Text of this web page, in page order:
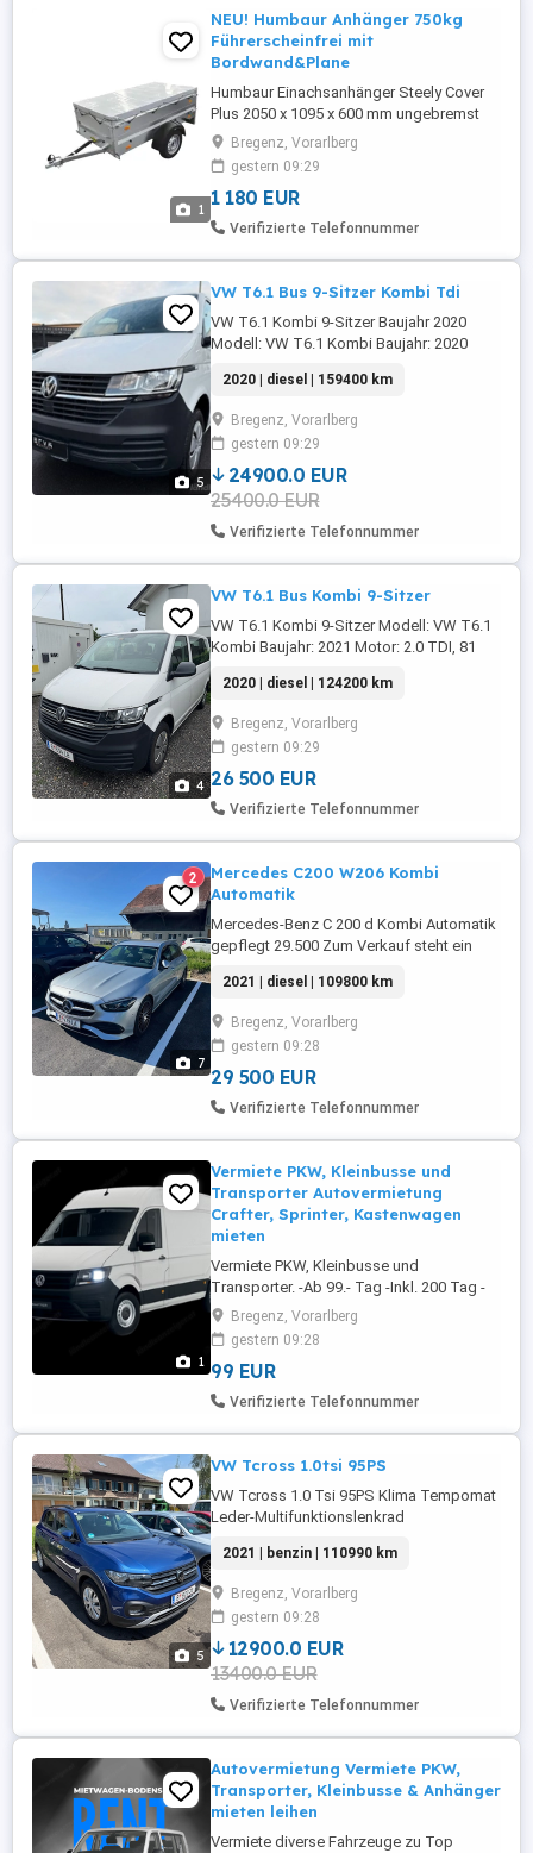
1
NEU! Humbaur Anhänger 750kg
Führerscheinfrei mit
Bordwand&Plane
Humbaur Einachsanhänger Steely Cover
Plus 2050 x 1095 x 600 mm ungebremst
inkl. Bordwandaufsatz und Flachplane zul.
Gesamtgewicht 750 kg Darf mit dem B-
Führerschein gezogen werden. Helber-
Mietpark-Hard
Bregenz, Vorarlberg
gestern 09:29
1 180 EUR
Verifizierte Telefonnummer
5
VW T6.1 Bus 9-Sitzer Kombi Tdi
VW T6.1 Kombi 9-Sitzer Baujahr 2020
Modell: VW T6.1 Kombi Baujahr: 2020
Getriebe: 5-Gang Farbe: Weiß Sitzplätze: 9
-Klima VO-HI -Tempomat -
Multifunktionslenkrad -El-Fenster -
Servicegepflegt Geräumiger und
zuverlässiger VW Bus T6.1 in Weiß. ...
2020 | diesel | 159400 km
Bregenz, Vorarlberg
gestern 09:29
24900.0 EUR
25400.0 EUR
Verifizierte Telefonnummer
4
VW T6.1 Bus Kombi 9-Sitzer
VW T6.1 Kombi 9-Sitzer Modell: VW T6.1
Kombi Baujahr: 2021 Motor: 2.0 TDI, 81
Farbe: Weiß Sitzplätze: 9 Servicegepfegt
Geräumiger und zuverlässiger VW Bus
T6.1 in Weiß. Ideal für Familie, Verein oder
als Shuttle. Bietet Platz für 9 Personen,
sehr komfortabel ...
2020 | diesel | 124200 km
Bregenz, Vorarlberg
gestern 09:29
26 500 EUR
Verifizierte Telefonnummer
7
2
Mercedes C200 W206 Kombi
Automatik
Mercedes-Benz C 200 d Kombi Automatik
gepflegt 29.500 Zum Verkauf steht ein
mit sparsamem Diesel-Hybridantrieb
(Mild-Hybrid) und komfortablem
Automatikgetriebe. Fahrzeugdaten:
Erstzulassung: 11.11.2021 Kilometerstand:
109.800 km Getriebe: Automatik ...
2021 | diesel | 109800 km
Bregenz, Vorarlberg
gestern 09:28
29 500 EUR
Verifizierte Telefonnummer
1
Vermiete PKW, Kleinbusse und
Transporter Autovermietung
Crafter, Sprinter, Kastenwagen
mieten
Vermiete PKW, Kleinbusse und
Transporter. -Ab 99.- Tag -Inkl. 200 Tag -
Vollkasko -Vignette AT+CH Mietwagen-
Bodensee
Bregenz, Vorarlberg
gestern 09:28
99 EUR
Verifizierte Telefonnummer
5
VW Tcross 1.0tsi 95PS
VW Tcross 1.0 Tsi 95PS Klima Tempomat
Leder-Multifunktionslenkrad
somit keine anstehenden Reparaturen.
Servicegepflegt! Finanzierung möglich!
Bei fragen einfach melden!
2021 | benzin | 110990 km
Bregenz, Vorarlberg
gestern 09:28
12900.0 EUR
13400.0 EUR
Verifizierte Telefonnummer
Autovermietung Vermiete PKW,
Transporter, Kleinbusse & Anhänger
mieten leihen
Vermiete diverse Fahrzeuge zu Top